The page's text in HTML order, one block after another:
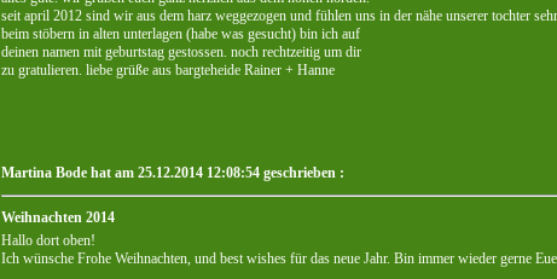
seit april 2012 sind wir aus dem harz weggezogen und fühlen uns in der nähe unserer tochter
beim stöbern in alten unterlagen (habe was gesucht) bin ich auf
deinen namen mit geburtstag gestossen. noch rechtzeitig um dir
zu gratulieren. liebe grüße aus bargteheide Rainer + Hanne
Martina Bode hat am 25.12.2014 12:08:54 geschrieben :
Weihnachten 2014
Hallo dort oben!
Ich wünsche Frohe Weihnachten, und best wishes für das neue Jahr. Bin immer wieder gerne